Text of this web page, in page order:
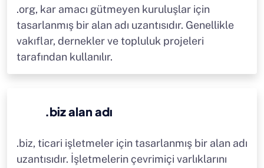
.org, kar amacı gütmeyen kuruluşlar için
tasarlanmış bir alan adı uzantısıdır. Genellikle
vakıflar, dernekler ve topluluk projeleri
tarafından kullanılır.
.biz alan adı
.biz, ticari işletmeler için tasarlanmış bir alan adı
uzantısıdır. İşletmelerin çevrimiçi varlıklarını